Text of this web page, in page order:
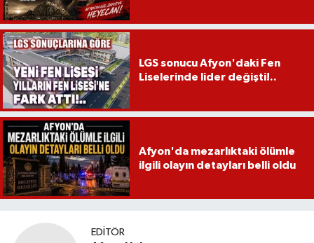
LGS sonucu Afyon'daki Fen
Liselerinde lider değişti!..
Afyon'da mezarlıktaki ölümle
ilgili olayın detayları belli oldu
EDITÖR